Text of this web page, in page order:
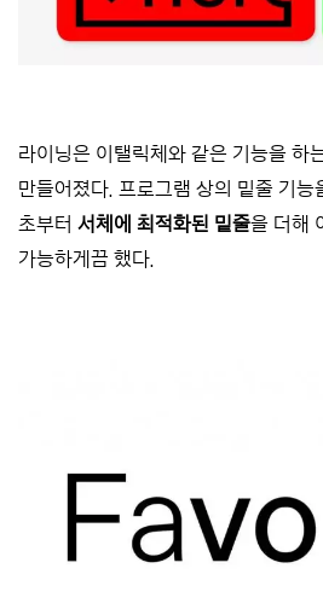
라이닝은 이탤릭체와 같은 기능을 하
만들어졌다. 프로그램 상의 밑줄 기능
초부터 서체에 최적화된 밑줄을 더해
가능하게끔 했다.